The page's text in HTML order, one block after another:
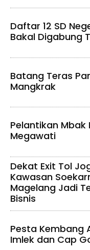
Daftar 12 SD
Bakal Digabung
Batang Teras
Mangkrak
Pelantikan
Megawati
Dekat Exit Tol
Kawasan
Magelang Jadi
Bisnis
Pesta Kembang
Imlek dan Cap